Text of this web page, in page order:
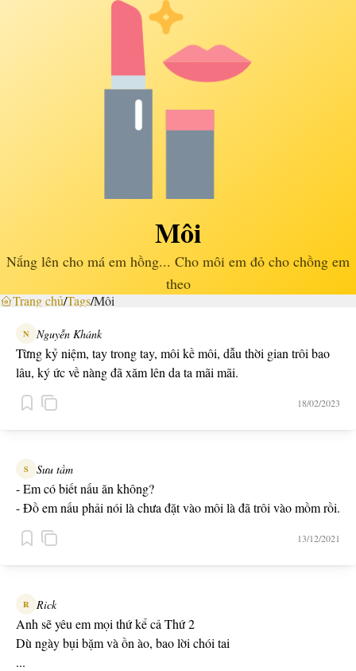
Môi
Nắng lên cho má em hồng... Cho môi em đỏ cho chồng em
theo
Trang chủ/Tags/Môi
N Nguyễn Khánk
Từng kỷ niệm, tay trong tay, môi kề môi, dẫu thời gian trôi bao
lâu, ký ức về nàng đã xăm lên da ta mãi mãi.
18/02/2023
S Sưu tầm
- Em có biết nấu ăn không?
- Đồ em nấu phải nói là chưa đặt vào môi là đã trôi vào mồm rồi.
13/12/2021
R Rick
Anh sẽ yêu em mọi thứ kể cả Thứ 2
Dù ngày bụi bặm và ồn ào, bao lời chói tai
...